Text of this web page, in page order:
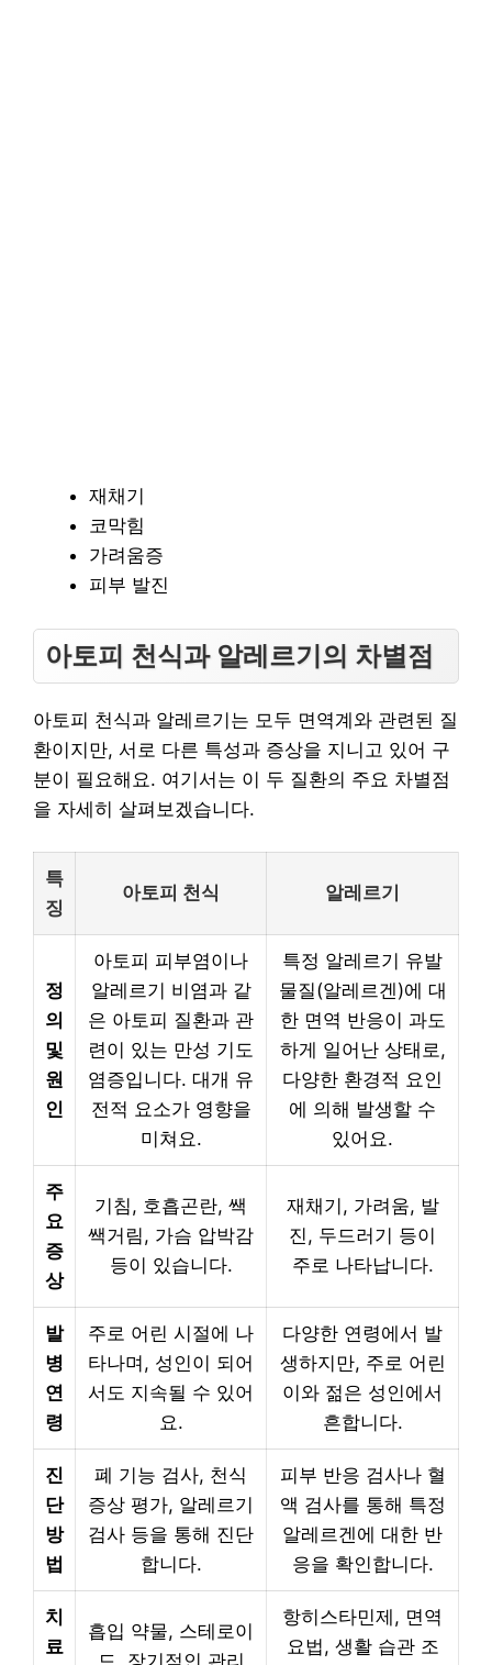
재채기
코막힘
가려움증
피부 발진
아토피 천식과 알레르기의 차별점
아토피 천식과 알레르기는 모두 면역계와 관련된 질
환이지만, 서로 다른 특성과 증상을 지니고 있어 구
분이 필요해요. 여기서는 이 두 질환의 주요 차별점
을 자세히 살펴보겠습니다.
특
징
아토피 천식 알레르기
정
의
및
원
인
아토피 피부염이나
알레르기 비염과 같
은 아토피 질환과 관
련이 있는 만성 기도
염증입니다. 대개 유
전적 요소가 영향을
미쳐요.
특정 알레르기 유발
물질(알레르겐)에 대
한 면역 반응이 과도
하게 일어난 상태로,
다양한 환경적 요인
에 의해 발생할 수
있어요.
주
요
증
상
기침, 호흡곤란, 쌕
쌕거림, 가슴 압박감
등이 있습니다.
재채기, 가려움, 발
진, 두드러기 등이
주로 나타납니다.
발
병
연
령
주로 어린 시절에 나
타나며, 성인이 되어
서도 지속될 수 있어
요.
다양한 연령에서 발
생하지만, 주로 어린
이와 젊은 성인에서
흔합니다.
진
단
방
법
폐 기능 검사, 천식
증상 평가, 알레르기
검사 등을 통해 진단
합니다.
피부 반응 검사나 혈
액 검사를 통해 특정
알레르겐에 대한 반
응을 확인합니다.
치
료
흡입 약물, 스테로이
드, 장기적인 관리
항히스타민제, 면역
요법, 생활 습관 조